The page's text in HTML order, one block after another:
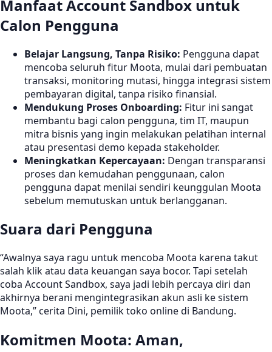
Manfaat Account Sandbox untuk
Calon Pengguna
Belajar Langsung, Tanpa Risiko: Pengguna dapat
mencoba seluruh fitur Moota, mulai dari pembuatan
transaksi, monitoring mutasi, hingga integrasi sistem
pembayaran digital, tanpa risiko finansial.
Mendukung Proses Onboarding: Fitur ini sangat
membantu bagi calon pengguna, tim IT, maupun
mitra bisnis yang ingin melakukan pelatihan internal
atau presentasi demo kepada stakeholder.
Meningkatkan Kepercayaan: Dengan transparansi
proses dan kemudahan penggunaan, calon
pengguna dapat menilai sendiri keunggulan Moota
sebelum memutuskan untuk berlangganan.
Suara dari Pengguna
“Awalnya saya ragu untuk mencoba Moota karena takut
salah klik atau data keuangan saya bocor. Tapi setelah
coba Account Sandbox, saya jadi lebih percaya diri dan
akhirnya berani mengintegrasikan akun asli ke sistem
Moota,” cerita Dini, pemilik toko online di Bandung.
Komitmen Moota: Aman,